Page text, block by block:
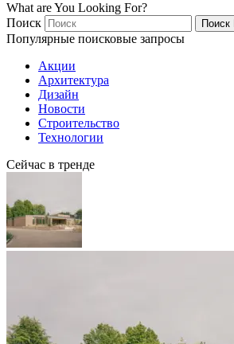
What are You Looking For?
Поиск
Поиск
Популярные поисковые запросы
Акции
Архитектура
Дизайн
Новости
Строительство
Технологии
Сейчас в тренде